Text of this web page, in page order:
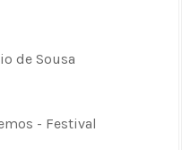
de Sousa
- Festival